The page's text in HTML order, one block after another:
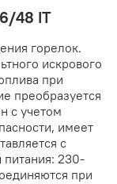
48 IT
горелок.
искрового
при
преобразуется
с учетом
имеет
с
230-
при